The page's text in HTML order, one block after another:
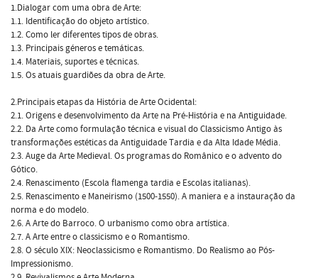
1.Dialogar com uma obra de Arte:
1.1. Identificação do objeto artístico.
1.2. Como ler diferentes tipos de obras.
1.3. Principais géneros e temáticas.
1.4. Materiais, suportes e técnicas.
1.5. Os atuais guardiões da obra de Arte.
2.Principais etapas da História de Arte Ocidental:
2.1. Origens e desenvolvimento da Arte na Pré-História e na Antiguidade.
2.2. Da Arte como formulação técnica e visual do Classicismo Antigo às
transformações estéticas da Antiguidade Tardia e da Alta Idade Média.
2.3. Auge da Arte Medieval. Os programas do Românico e o advento do
Gótico.
2.4. Renascimento (Escola flamenga tardia e Escolas italianas).
2.5. Renascimento e Maneirismo (1500-1550). A maniera e a instauração da
norma e do modelo.
2.6. A Arte do Barroco. O urbanismo como obra artística.
2.7. A Arte entre o classicismo e o Romantismo.
2.8. O século XIX: Neoclassicismo e Romantismo. Do Realismo ao Pós-
Impressionismo.